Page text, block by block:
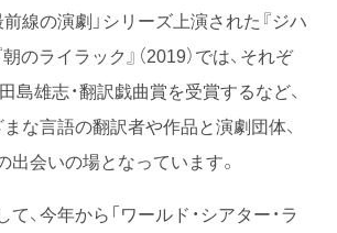
線の演劇」シリーズ上演された『ジハ
朝のライラック』（2019）では、それぞ
島雄志・翻訳戯曲賞を受賞するなど、
な言語の翻訳者や作品と演劇団体、
出会いの場となっています。
、今年から「ワールド・シアター・ラ